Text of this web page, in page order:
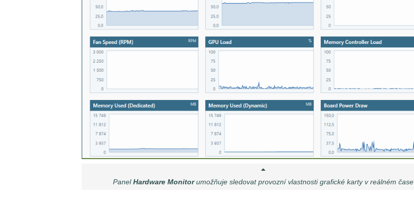
PanelHardware Monitorumožňuje sledovat provozní vlastnosti grafické karty v reálném čase